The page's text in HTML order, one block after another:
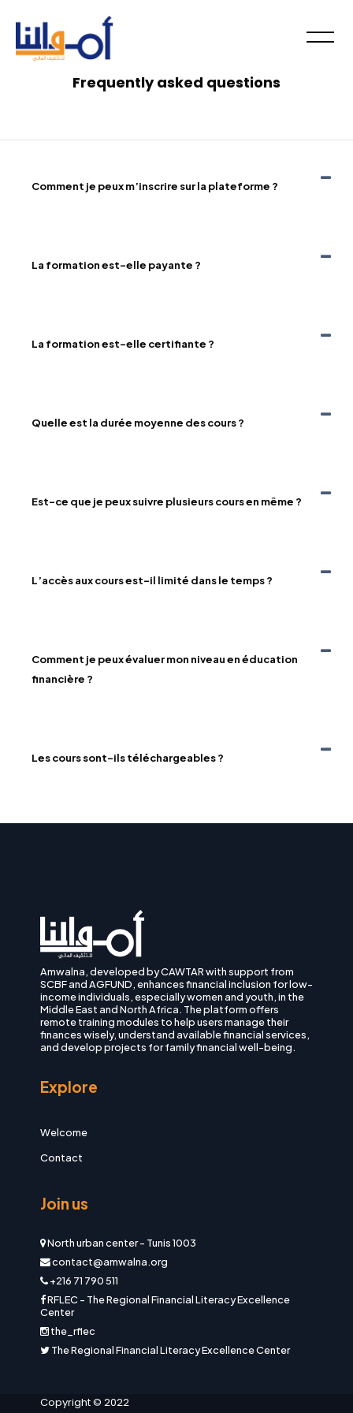
Skip to main content
Skip [Cocoon] FAQsFrequently asked questions
Comment je peux m’inscrire sur la plateforme ?
La formation est-elle payante ?
La formation est-elle certifiante ?
Quelle est la durée moyenne des cours ?
Est-ce que je peux suivre plusieurs cours en même ?
L’accès aux cours est-il limité dans le temps ?
Comment je peux évaluer mon niveau en éducation
financière ?
Les cours sont-ils téléchargeables ?
Amwalna, developed by CAWTAR with support from
SCBF and AGFUND, enhances financial inclusion for low-
income individuals, especially women and youth, in the
Middle East and North Africa. The platform offers
remote training modules to help users manage their
finances wisely, understand available financial services,
and develop projects for family financial well-being.
Explore
Welcome
Contact
Join us
North urban center- Tunis 1003
contact@amwalna.org
+216 71 790 511
RFLEC - The Regional Financial Literacy Excellence
Center
the_rflec
The Regional Financial Literacy Excellence Center
Copyright © 2022